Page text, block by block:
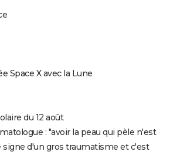
Space X avec la Lune
du 12 août
: "avoir la peau qui pèle n'est
signe d'un gros traumatisme et c'est